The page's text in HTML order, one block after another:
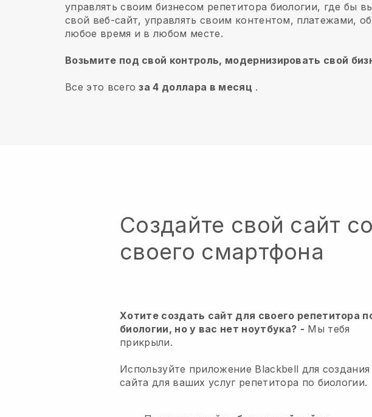
управлять своим бизнесом репетитора биологии, где бы
свой веб-сайт, управлять своим контентом, платежами,
любое время и в любом месте.
Возьмите под свой контроль, модернизировать свой
Все это всегоза 4 доллара в месяц .
Создайте свой сайт со
своего смартфона
Хотите создать сайт для своего репетитора
биологии, но у вас нет ноутбука? - Мы тебя
прикрыли.
Используйте приложение Blackbell для
сайта для ваших услуг репетитора по биологии.